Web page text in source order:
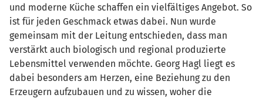
und moderne Küche schaffen ein vielfältiges Angebot. So
ist für jeden Geschmack etwas dabei. Nun wurde
gemeinsam mit der Leitung entschieden, dass man
verstärkt auch biologisch und regional produzierte
Lebensmittel verwenden möchte. Georg Hagl liegt es
dabei besonders am Herzen, eine Beziehung zu den
Erzeugern aufzubauen und zu wissen, woher die